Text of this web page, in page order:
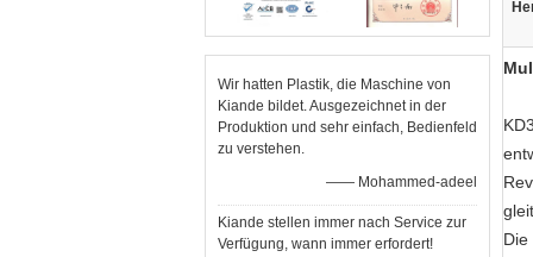
Wir hatten Plastik, die Maschine von
Kiande bildet. Ausgezeichnet in der
Produktion und sehr einfach, Bedienfeld
zu verstehen.
—— Mohammed-adeel
Kiande stellen immer nach Service zur
Verfügung, wann immer erfordert!